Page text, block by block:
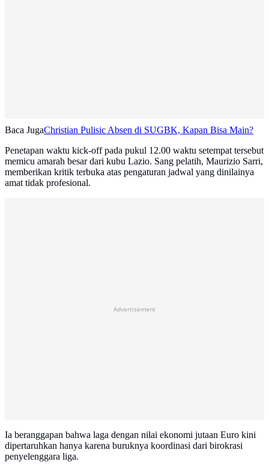
Baca JugaChristian Pulisic Absen di SUGBK, Kapan Bisa Main?
Penetapan waktu kick-off pada pukul 12.00 waktu setempat tersebut
memicu amarah besar dari kubu Lazio. Sang pelatih, Maurizio Sarri,
memberikan kritik terbuka atas pengaturan jadwal yang dinilainya
amat tidak profesional.
Advertisement
Ia beranggapan bahwa laga dengan nilai ekonomi jutaan Euro kini
dipertaruhkan hanya karena buruknya koordinasi dari birokrasi
penyelenggara liga.